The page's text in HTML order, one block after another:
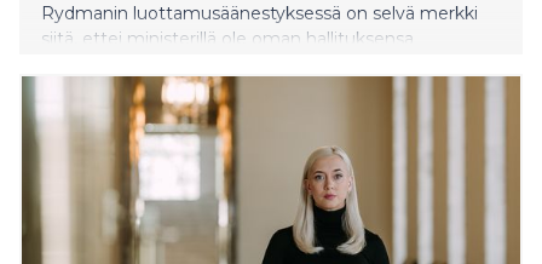
Rydmanin luottamusäänestyksessä on selvä merkki
siitä, ettei ministerillä ole oman hallituksensa